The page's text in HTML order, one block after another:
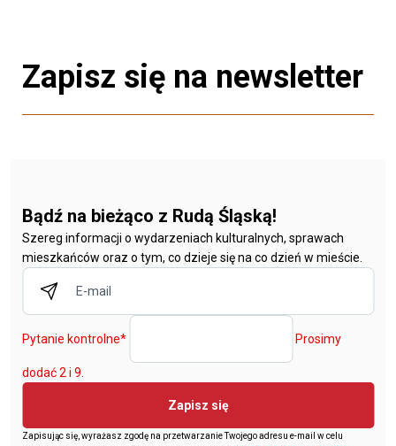
Zapisz się na newsletter
Bądź na bieżąco z Rudą Śląską!
Szereg informacji o wydarzeniach kulturalnych, sprawach
mieszkańców oraz o tym, co dzieje się na co dzień w mieście.
Pytanie kontrolne* Prosimy
dodać 2 i 9.
Zapisz się
Zapisując się, wyrażasz zgodę na przetwarzanie Twojego adresu e-mail w celu